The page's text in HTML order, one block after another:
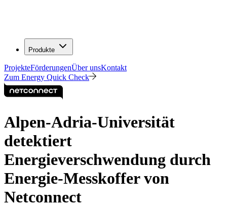
Produkte
ProjekteFörderungenÜber unsKontakt
Zum Energy Quick Check
Alpen-Adria-Universität
detektiert
Energieverschwendung durch
Energie-Messkoffer von
Netconnect